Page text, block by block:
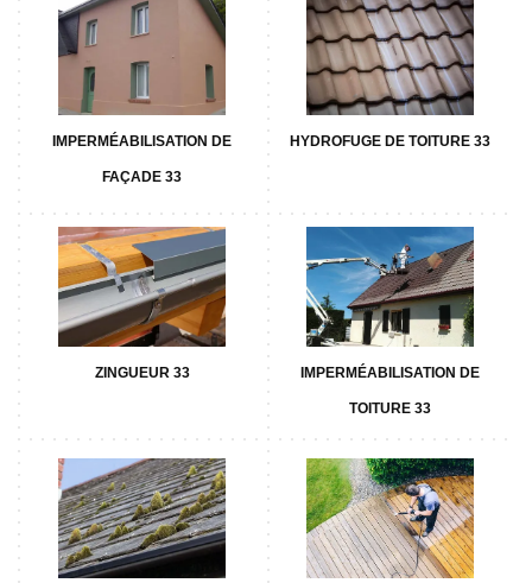
IMPERMÉABILISATION DE
FAÇADE 33
HYDROFUGE DE TOITURE 33
ZINGUEUR 33 IMPERMÉABILISATION DE
TOITURE 33